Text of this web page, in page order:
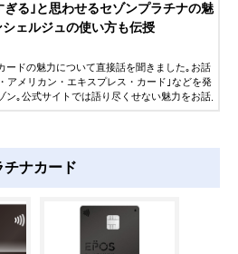
る｣と思わせるセゾンプラチナの魅
ェルジュの使い方も伝授
ードの魅力について直接話を聞きました｡お話
アメリカン・エキスプレス・カード｣などを発
ン｡公式サイトでは語り尽くせない魅力をお話
レジットカード選びの検討の参考になればと
ナカード